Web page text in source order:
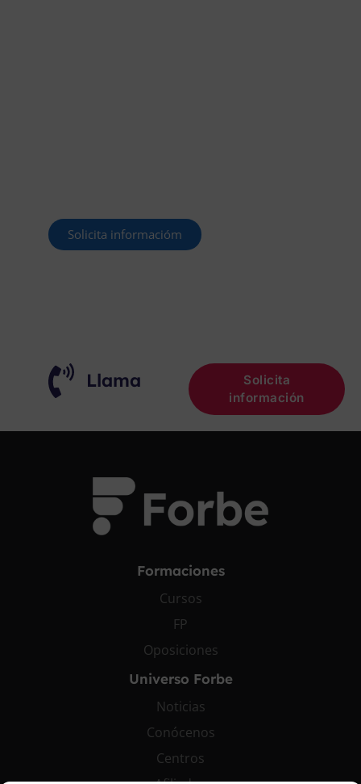
Solicita informacióm
Llama
Solicita
información
Formaciones
Cursos
FP
Oposiciones
Universo Forbe
Noticias
Conócenos
Centros